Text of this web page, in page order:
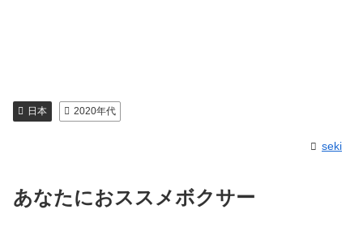
日本 2020年代
seki
あなたにおススメボクサー